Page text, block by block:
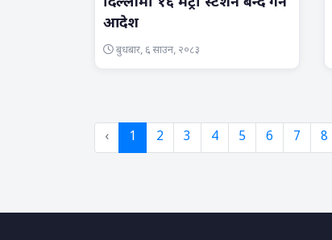
आदेश
बुधबार, ६ साउन, २०८३
‹ 1 2 3 4 5 6 7 8